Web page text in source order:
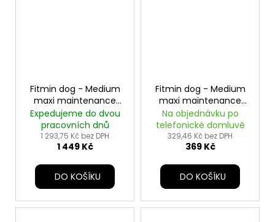
Fitmin dog - Medium
maxi maintenance
lamb beef - 12 kg
Expedujeme do dvou
pracovních dnů
1 293,75 Kč bez DPH
1 449 Kč
DO KOŠÍKU
Fitmin dog - Medium
maxi maintenance
lamb beef - 2,5 kg
Na objednávku po
telefonické domluvě
329,46 Kč bez DPH
369 Kč
DO KOŠÍKU